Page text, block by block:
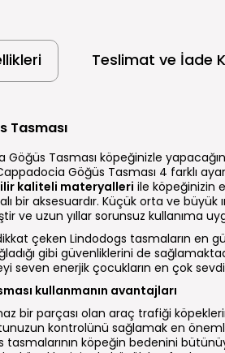
Teslimat ve İade
Tasması
Tasması köpeğinizle
Göğüs Tasması 4 farklı
kaliteli materyalleri ile köpeğinizin
bir aksesuardır. Küçük orta ve
ve uzun yıllar sorunsuz kullanıma
çeken Lindodogs tasmaların en
gibi güvenliklerini de
seven enerjik çocukların en çok
kullanmanın avantajları
bir parçası olan araç trafiği
kontrolünü sağlamak en
köpeğin bedenini